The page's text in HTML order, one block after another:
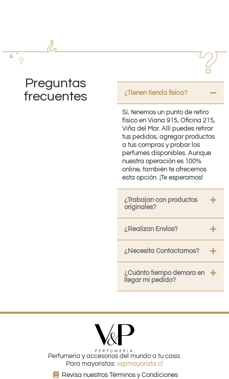
Preguntas
frecuentes
¿Tienen tienda fisica?
Sí, tenemos un punto de retiro
físico en Viana 915, Oficina 215,
Viña del Mar. Allí puedes retirar
tus pedidos, agregar productos
a tus compras y probar los
perfumes disponibles. Aunque
nuestra operación es 100%
online, también te ofrecemos
esta opción. ¡Te esperamos!
¿Trabajan con productos
originales?
¿Realizan Envíos?
¿Necesita Contactarnos?
¿Cuánto tiempo demora en
llegar mi pedido?
Perfumería y accesorios del mundo a tu casa.
Para mayoristas: vypmayorista.cl
Revisa nuestros Términos y Condiciones